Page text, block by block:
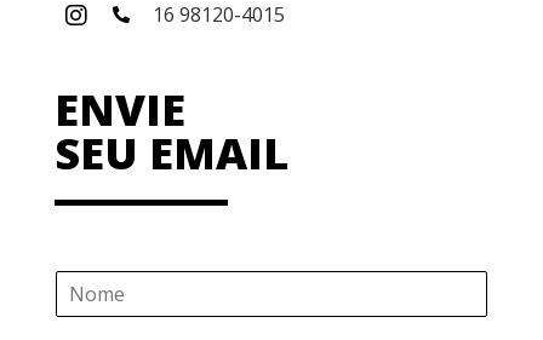
16 98120-4015
ENVIE
SEU EMAIL
N